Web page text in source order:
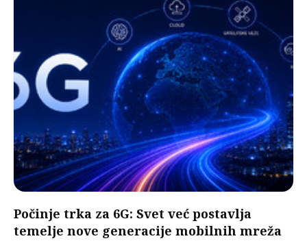
Počinje trka za 6G: Svet već postavlja
temelje nove generacije mobilnih mreža